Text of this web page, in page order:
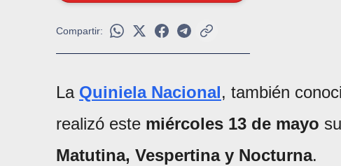
Compartir:
La Quiniela Nacional, también
realizó este miércoles 13 de mayo
Matutina, Vespertina y Nocturna.